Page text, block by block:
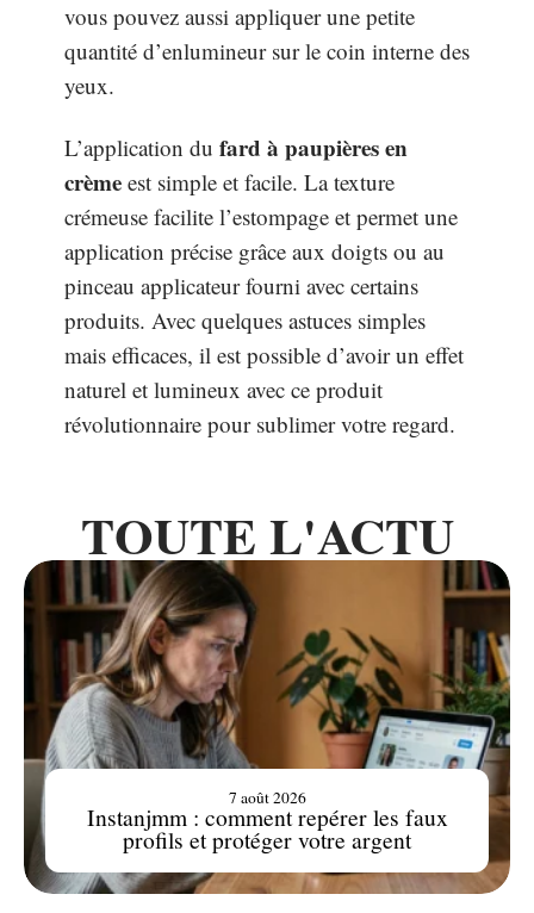
vous pouvez aussi appliquer une petite
quantité d’enlumineur sur le coin interne des
yeux.
L’application du fard à paupières en
crème est simple et facile. La texture
crémeuse facilite l’estompage et permet une
application précise grâce aux doigts ou au
pinceau applicateur fourni avec certains
produits. Avec quelques astuces simples
mais efficaces, il est possible d’avoir un effet
naturel et lumineux avec ce produit
révolutionnaire pour sublimer votre regard.
TOUTE L'ACTU
Instanjmm : comment repérer les faux
profils et protéger votre argent
7 août 2026